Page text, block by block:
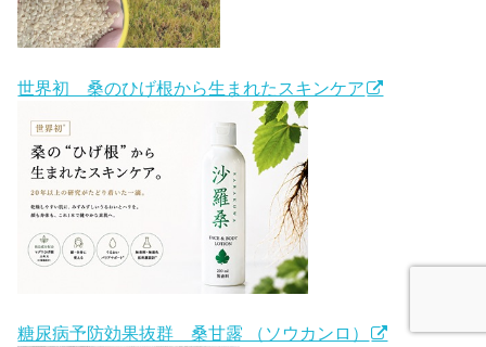
世界初 桑のひげ根から生まれたスキンケア
糖尿病予防効果抜群 桑甘露 （ソウカンロ）